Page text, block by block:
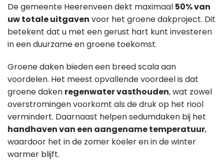
De gemeente Heerenveen dekt maximaal 50% van
uw totale uitgaven voor het groene dakproject. Dit
betekent dat u met een gerust hart kunt investeren
in een duurzame en groene toekomst.
Groene daken bieden een breed scala aan
voordelen. Het meest opvallende voordeel is dat
groene daken regenwater vasthouden, wat zowel
overstromingen voorkomt als de druk op het riool
vermindert. Daarnaast helpen sedumdaken bij het
handhaven van een aangename temperatuur,
waardoor het in de zomer koeler en in de winter
warmer blijft.